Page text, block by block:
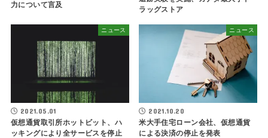
力について言及
ラッグストア
ニュース
2021.05.01
仮想通貨取引所ホットビット、ハ
ッキングにより全サービスを停止
ニュース
2021.10.20
米大手住宅ローン会社、仮想通貨
による決済の停止を発表